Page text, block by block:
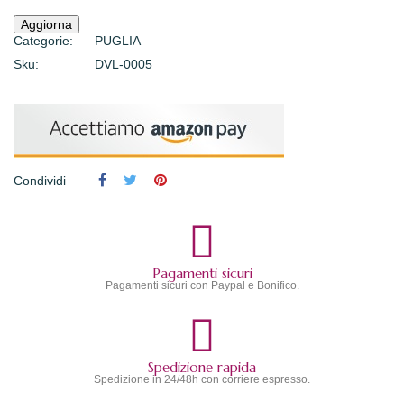
Categorie:
PUGLIA
Sku:
DVL-0005
Condividi
Pagamenti sicuri
Pagamenti sicuri con Paypal e Bonifico.
Spedizione rapida
Spedizione in 24/48h con corriere espresso.